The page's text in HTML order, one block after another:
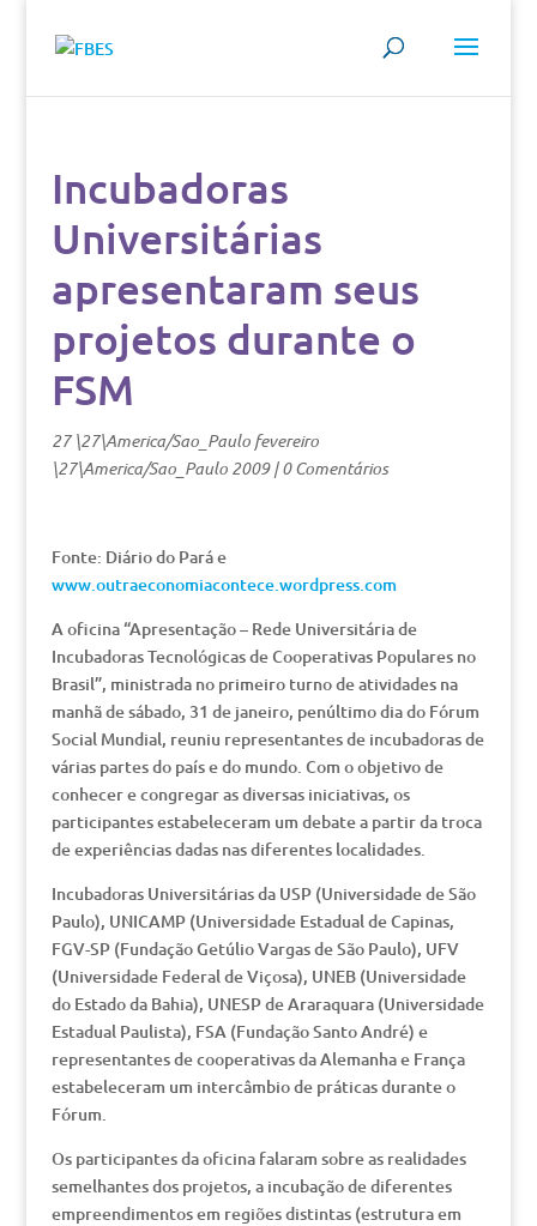
Incubadoras
Universitárias
apresentaram seus
projetos durante o
FSM
27 \27\America/Sao_Paulo fevereiro
\27\America/Sao_Paulo 2009|0 Comentários
Fonte: Diário do Pará e
www.outraeconomiacontece.wordpress.com
A oficina “Apresentação – Rede Universitária de
Incubadoras Tecnológicas de Cooperativas Populares no
Brasil”, ministrada no primeiro turno de atividades na
manhã de sábado, 31 de janeiro, penúltimo dia do Fórum
Social Mundial, reuniu representantes de incubadoras de
várias partes do país e do mundo. Com o objetivo de
conhecer e congregar as diversas iniciativas, os
participantes estabeleceram um debate a partir da troca
de experiências dadas nas diferentes localidades.
Incubadoras Universitárias da USP (Universidade de São
Paulo), UNICAMP (Universidade Estadual de Capinas,
FGV-SP (Fundação Getúlio Vargas de São Paulo), UFV
(Universidade Federal de Viçosa), UNEB (Universidade
do Estado da Bahia), UNESP de Araraquara (Universidade
Estadual Paulista), FSA (Fundação Santo André) e
representantes de cooperativas da Alemanha e França
estabeleceram um intercâmbio de práticas durante o
Fórum.
Os participantes da oficina falaram sobre as realidades
semelhantes dos projetos, a incubação de diferentes
empreendimentos em regiões distintas (estrutura em